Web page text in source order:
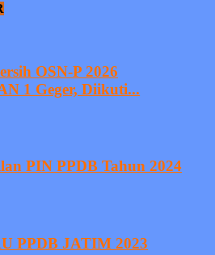
OSN-P 2026
1 Geger, Diikuti...
PIN PPDB Tahun 2024
PPDB JATIM 2023